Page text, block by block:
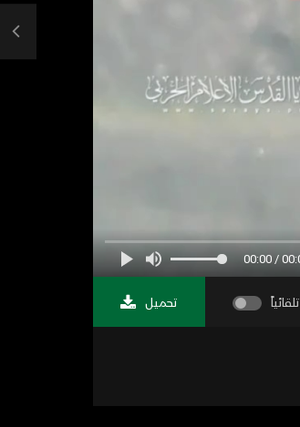
00:00 /
تحميل